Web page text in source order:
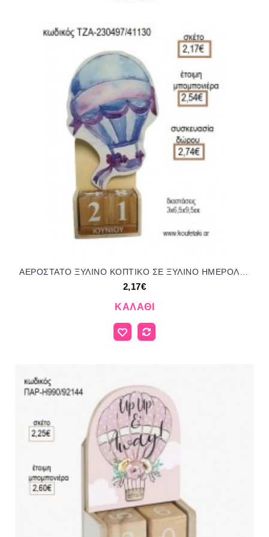
ΑΕΡΟΣΤΑΤΟ ΞΥΛΙΝΟ ΚΟΠΤΙΚΟ ΣΕ ΞΥΛΙΝΟ ΗΜΕΡΟΛΟΓΙΟ για μπομπονιέρες - δώρα πάρτυ - εορτών - γέννησης - γούρια - φτιάξτο μόνος σου ΤΖΑ-230497/41130 2.17€!!!
2,17€
ΚΑΛΆΘΙ